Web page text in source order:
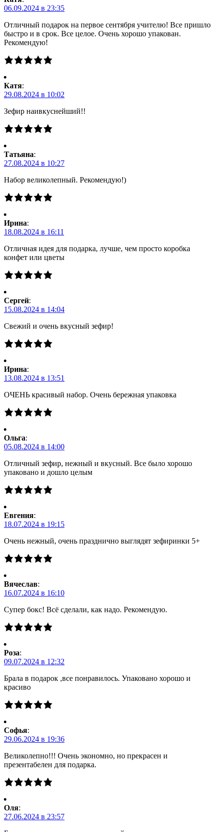
06.09.2024 в 23:35
Отличный подарок на первое сентября учителю! Все пришло
быстро и в срок. Все целое. Очень хорошо упакован.
Рекомендую!
Катя:
29.08.2024 в 10:02
Зефир наивкуснейший!!
Татьяна:
27.08.2024 в 10:27
Набор великолепный. Рекомендую!)
Ирина:
18.08.2024 в 16:11
Отличная идея для подарка, лучше, чем просто коробка
конфет или цветы
Сергей:
15.08.2024 в 14:04
Свежий и очень вкусный зефир!
Ирина:
13.08.2024 в 13:51
ОЧЕНЬ красивый набор. Очень бережная упаковка
Ольга:
05.08.2024 в 14:00
Отличный зефир, нежный и вкусный. Все было хорошо
упаковано и дошло целым
Евгения:
18.07.2024 в 19:15
Очень нежный, очень празднично выглядят зефиринки 5+
Вячеслав:
16.07.2024 в 16:10
Супер бокс! Всё сделали, как надо. Рекомендую.
Роза:
09.07.2024 в 12:32
Брала в подарок ,все понравилось. Упаковано хорошо и
красиво
Софья:
29.06.2024 в 19:36
Великолепно!!! Очень экономно, но прекрасен и
презентабелен для подарка.
Оля:
27.06.2024 в 23:57